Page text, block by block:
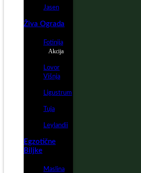
Jasen
Živa Ograda
Fotinija
Akcija
Lovor
Višnja
Ligustrum
Tuja
Leylandii
Egzotične
Biljke
Maslina